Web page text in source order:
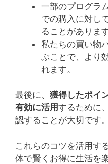
一部のプログラ
での購入に対し
ることがあります
私たちの買い物
ぶことで、より
れます。
最後に、 獲得したポイ
有効に活用するために
認することが大切です。
これらのコツを活用す
体で賢くお得に生活を